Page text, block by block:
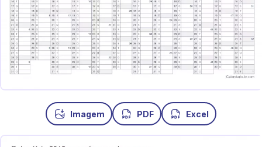
Imagem PDF Excel